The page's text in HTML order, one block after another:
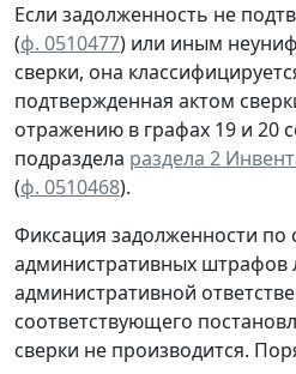
Если задолженность не
(ф. 0510477) или иным
сверки, она
подтвержденная актом
отражению в графах 19 и 20
подраздела раздела 2
(ф. 0510468).
Фиксация задолженности по
административных штрафов
административной
соответствующего
сверки не производится.